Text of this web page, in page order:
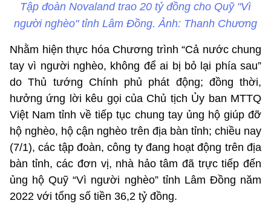
Tập đoàn Novaland trao 20 tỷ đồng cho Quỹ "Vì
người nghèo" tỉnh Lâm Đồng. Ảnh: Thanh Chương
Nhằm hiện thực hóa Chương trình “Cả nước chung
tay vì người nghèo, không để ai bị bỏ lại phía sau”
do Thủ tướng Chính phủ phát động; đồng thời,
hưởng ứng lời kêu gọi của Chủ tịch Ủy ban MTTQ
Việt Nam tỉnh về tiếp tục chung tay ủng hộ giúp đỡ
hộ nghèo, hộ cận nghèo trên địa bàn tỉnh; chiều nay
(7/1), các tập đoàn, công ty đang hoạt động trên địa
bàn tỉnh, các đơn vị, nhà hảo tâm đã trực tiếp đến
ủng hộ Quỹ “Vì người nghèo” tỉnh Lâm Đồng năm
2022 với tổng số tiền 36,2 tỷ đồng.